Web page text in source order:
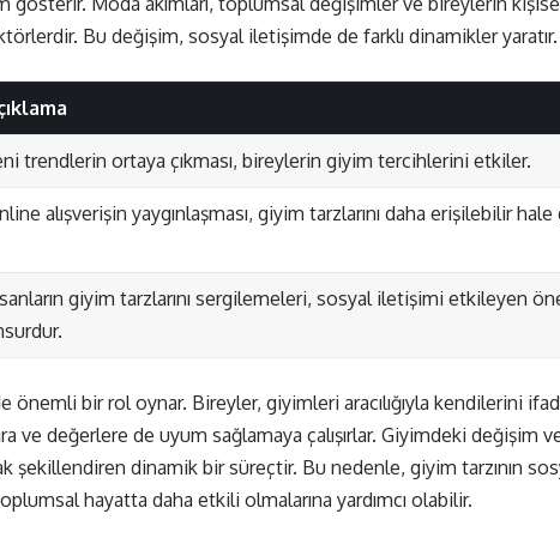
Bu değişim, sosyal iletişimde de farklı dinamikler yaratır.
trendlerin ortaya çıkması, bireylerin giyim tercihlerini etkiler.
alışverişin yaygınlaşması, giyim tarzlarını daha erişilebilir
giyim tarzlarını sergilemeleri, sosyal iletişimi etkileyen
önemli bir rol oynar. Bireyler, giyimleri aracılığıyla kendilerini
ve değerlere de uyum sağlamaya çalışırlar. Giyimdeki değişim
şekillendiren dinamik bir süreçtir. Bu nedenle, giyim tarzının
hayatta daha etkili olmalarına yardımcı olabilir.